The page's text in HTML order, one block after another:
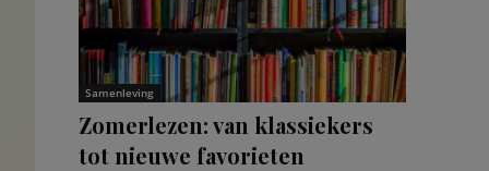
Samenleving
Zomerlezen: van klassiekers
tot nieuwe favorieten